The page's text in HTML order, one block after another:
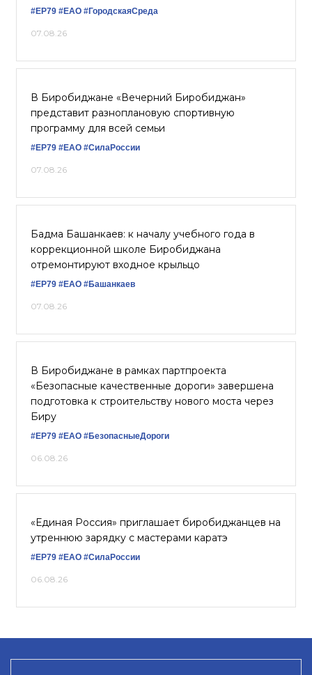
#ЕР79 #ЕАО #ГородскаяСреда
07.08.26
В Биробиджане «Вечерний Биробиджан»
представит разноплановую спортивную
программу для всей семьи
#ЕР79 #ЕАО #СилаРоссии
07.08.26
Бадма Башанкаев: к началу учебного года в
коррекционной школе Биробиджана
отремонтируют входное крыльцо
#ЕР79 #ЕАО #Башанкаев
07.08.26
В Биробиджане в рамках партпроекта
«Безопасные качественные дороги» завершена
подготовка к строительству нового моста через
Биру
#ЕР79 #ЕАО #БезопасныеДороги
06.08.26
«Единая Россия» приглашает биробиджанцев на
утреннюю зарядку с мастерами каратэ
#ЕР79 #ЕАО #СилаРоссии
06.08.26